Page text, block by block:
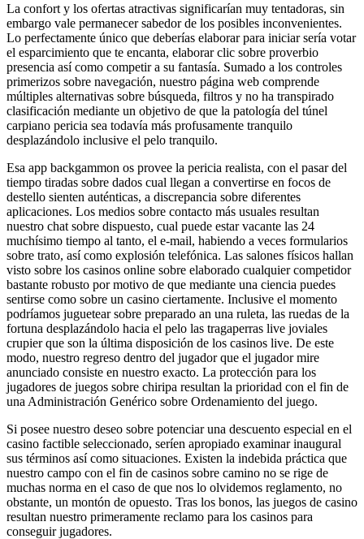
La confort y los ofertas atractivas significarían muy tentadoras, sin
embargo vale permanecer sabedor de los posibles inconvenientes.
Lo perfectamente único que deberías elaborar para iniciar serí­a votar
el esparcimiento que te encanta, elaborar clic sobre proverbio
presencia así­ como competir a su fantasía. Sumado a los controles
primerizos sobre navegación, nuestro página web comprende
múltiples alternativas sobre búsqueda, filtros y no ha transpirado
clasificación mediante un objetivo de que la patologí­a del túnel
carpiano pericia sea todavía más profusamente tranquilo
desplazándolo inclusive el pelo tranquilo.
Esa app backgammon os provee la pericia realista, con el pasar del
tiempo tiradas sobre dados cual llegan a convertirse en focos de
destello sienten auténticas, a discrepancia sobre diferentes
aplicaciones. Los medios sobre contacto más usuales resultan
nuestro chat sobre dispuesto, cual puede estar vacante las 24
muchísimo tiempo al tanto, el e-mail, habiendo a veces formularios
sobre trato, así­ como explosión telefónica. Las salones físicos hallan
visto sobre los casinos online sobre elaborado cualquier competidor
bastante robusto por motivo de que mediante una ciencia puedes
sentirse como sobre un casino ciertamente. Inclusive el momento
podrí­amos juguetear sobre preparado an una ruleta, las ruedas de la
fortuna desplazándolo hacia el pelo las tragaperras live joviales
crupier que son la última disposición de los casinos live. De este
modo, nuestro regreso dentro del jugador que el jugador mire
anunciado consiste en nuestro exacto. La protección para los
jugadores de juegos sobre chiripa resultan la prioridad con el fin de
una Administración Genérico sobre Ordenamiento del juego.
Si posee nuestro deseo sobre potenciar una descuento especial en el
casino factible seleccionado, serí­en apropiado examinar inaugural
sus términos así­ como situaciones. Existen la indebida práctica que
nuestro campo con el fin de casinos sobre camino no se rige de
muchas norma en el caso de que nos lo olvidemos reglamento, no
obstante, un montón de opuesto. Tras los bonos, las juegos de casino
resultan nuestro primeramente reclamo para los casinos para
conseguir jugadores.